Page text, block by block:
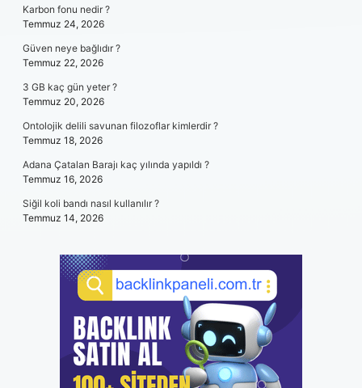
Karbon fonu nedir ?
Temmuz 24, 2026
Güven neye bağlıdır ?
Temmuz 22, 2026
3 GB kaç gün yeter ?
Temmuz 20, 2026
Ontolojik delili savunan filozoflar kimlerdir ?
Temmuz 18, 2026
Adana Çatalan Barajı kaç yılında yapıldı ?
Temmuz 16, 2026
Siğil koli bandı nasıl kullanılır ?
Temmuz 14, 2026